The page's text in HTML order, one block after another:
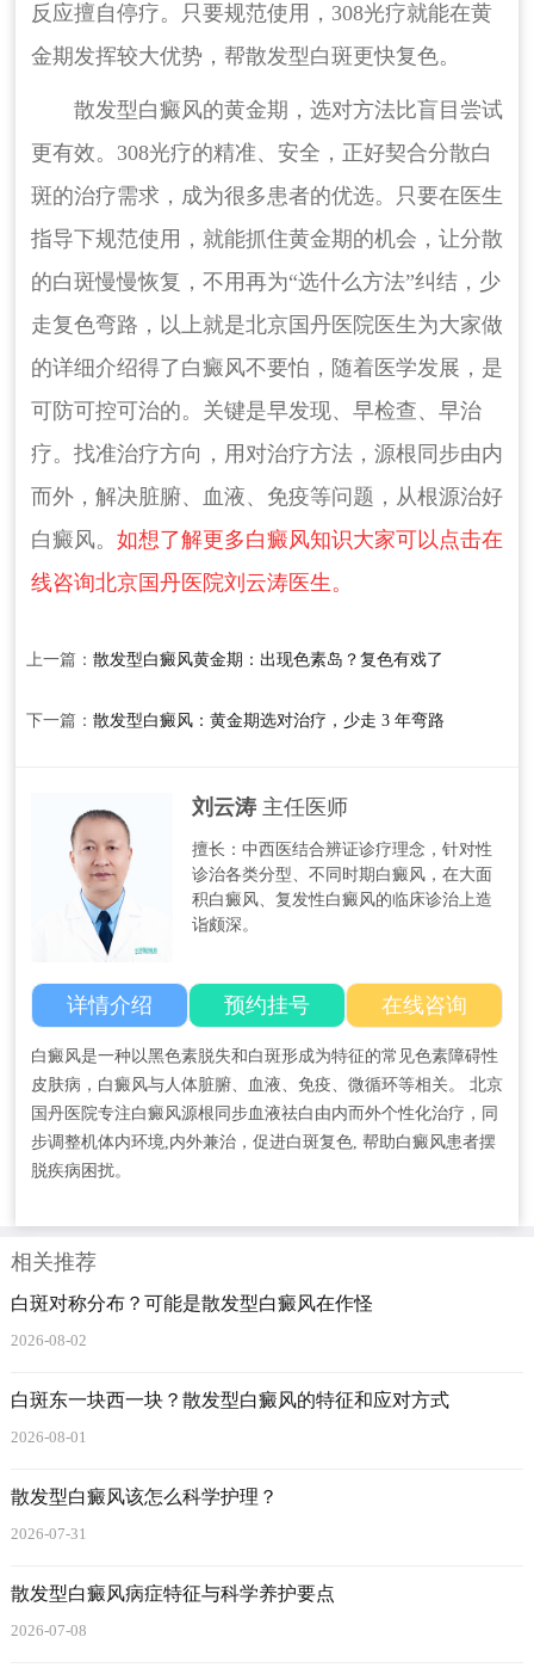
反应擅自停疗。只要规范使用，308光疗就能在黄
金期发挥较大优势，帮散发型白斑更快复色。
散发型白癜风的黄金期，选对方法比盲目尝试
更有效。308光疗的精准、安全，正好契合分散白
斑的治疗需求，成为很多患者的优选。只要在医生
指导下规范使用，就能抓住黄金期的机会，让分散
的白斑慢慢恢复，不用再为“选什么方法”纠结，少
走复色弯路，以上就是北京国丹医院医生为大家做
的详细介绍得了白癜风不要怕，随着医学发展，是
可防可控可治的。关键是早发现、早检查、早治
疗。找准治疗方向，用对治疗方法，源根同步由内
而外，解决脏腑、血液、免疫等问题，从根源治好
白癜风。 如想了解更多白癜风知识大家可以点击在
线咨询北京国丹医院刘云涛医生。
上一篇： 散发型白癜风黄金期：出现色素岛？复色有戏了
下一篇： 散发型白癜风：黄金期选对治疗，少走 3 年弯路
刘云涛 主任医师
擅长：中西医结合辨证诊疗理念，针对性
诊治各类分型、不同时期白癜风，在大面
积白癜风、复发性白癜风的临床诊治上造
诣颇深。
详情介绍 预约挂号 在线咨询
白癜风是一种以黑色素脱失和白斑形成为特征的常见色素障碍性
皮肤病，白癜风与人体脏腑、血液、免疫、微循环等相关。 北京
国丹医院专注白癜风源根同步血液祛白由内而外个性化治疗，同
步调整机体内环境,内外兼治，促进白斑复色, 帮助白癜风患者摆
脱疾病困扰。
相关推荐
白斑对称分布？可能是散发型白癜风在作怪
2026-08-02
白斑东一块西一块？散发型白癜风的特征和应对方式
2026-08-01
散发型白癜风该怎么科学护理？
2026-07-31
散发型白癜风病症特征与科学养护要点
2026-07-08